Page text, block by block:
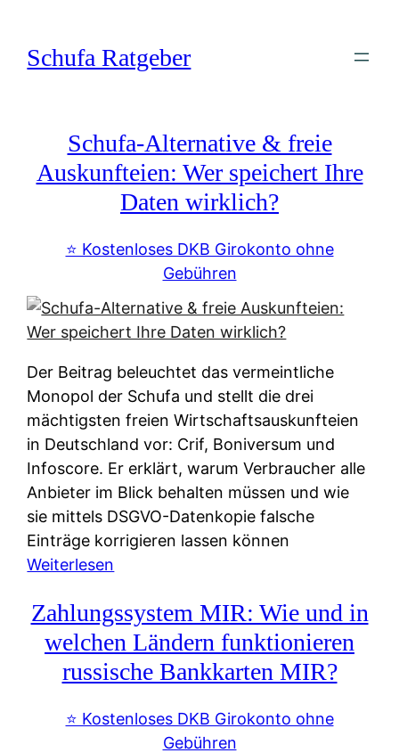
springen
Schufa Ratgeber
Schufa-Alternative & freie
Auskunfteien: Wer speichert Ihre
Daten wirklich?
⭐️ Kostenloses DKB Girokonto ohne
Gebühren
Der Beitrag beleuchtet das vermeintliche
Monopol der Schufa und stellt die drei
mächtigsten freien Wirtschaftsauskunfteien
in Deutschland vor: Crif, Boniversum und
Infoscore. Er erklärt, warum Verbraucher alle
Anbieter im Blick behalten müssen und wie
sie mittels DSGVO-Datenkopie falsche
Einträge korrigieren lassen können
Weiterlesen
c
h
u
f
-
Zahlungssystem MIR: Wie und in
welchen Ländern funktionieren
russische Bankkarten MIR?
⭐️ Kostenloses DKB Girokonto ohne
Gebühren